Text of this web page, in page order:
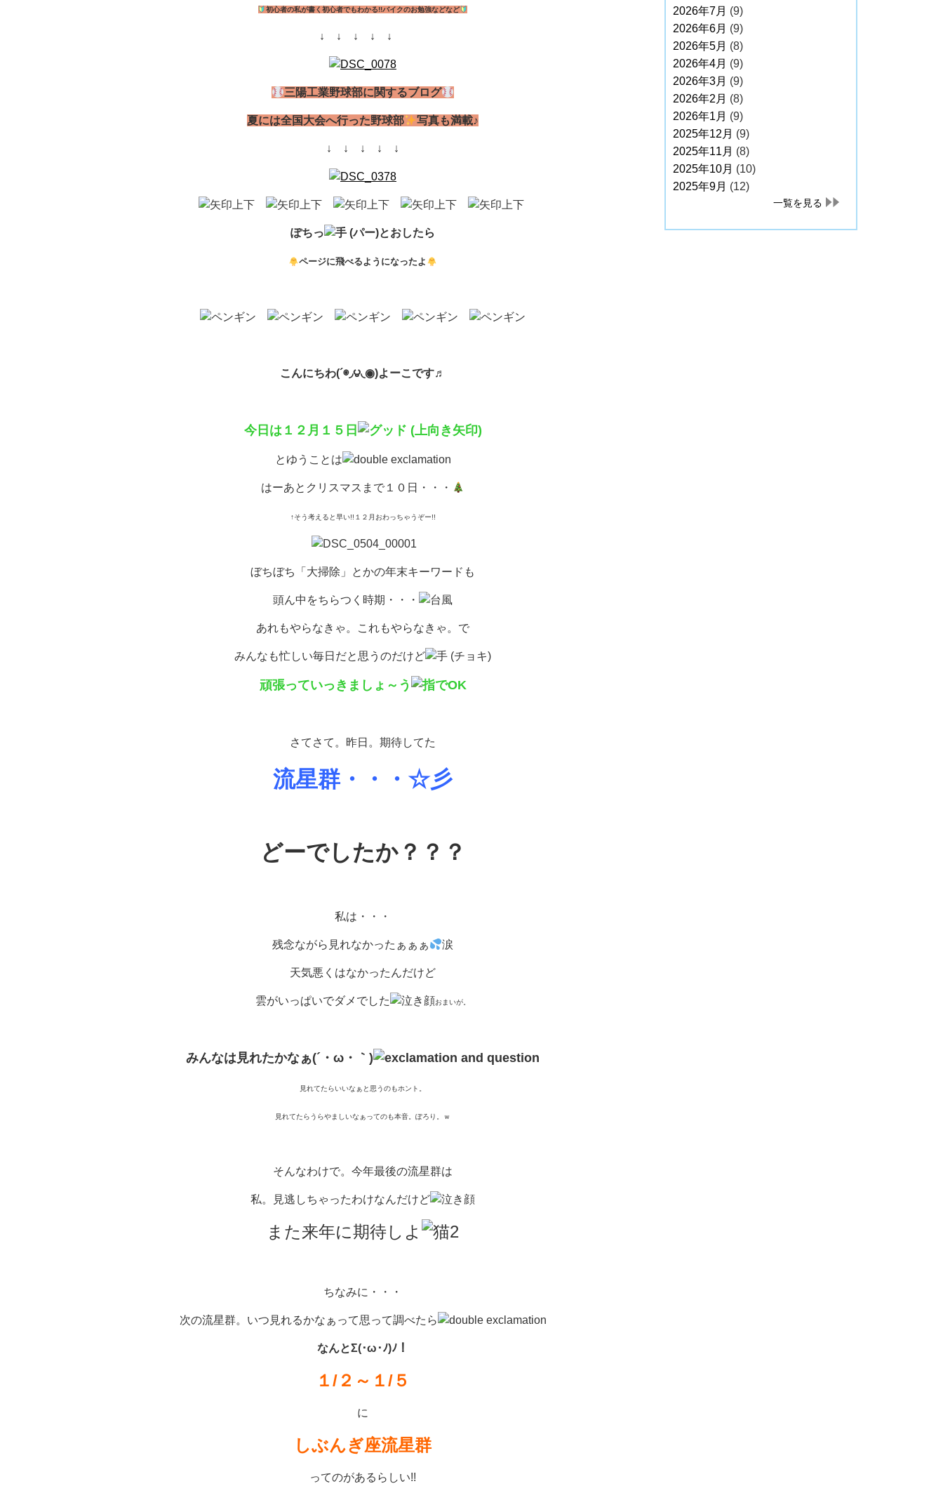
初心者の私が書く初心者でもわかる!!バイクのお勉強などなど
↓ ↓ ↓ ↓ ↓
三陽工業野球部に関するブログ
夏には全国大会へ行った野球部 写真も満載♪
↓ ↓ ↓ ↓ ↓
ぽちっ とおしたら
ページに飛べるようになったよ
こんにちわ(´◉◞౪◟◉)よーこです♬
今日は１２月１５日
とゆうことは
はーあとクリスマスまで１０日・・・
↑そう考えると早い!!１２月おわっちゃうぞー!!
ぼちぼち「大掃除」とかの年末キーワードも
頭ん中をちらつく時期・・・
あれもやらなきゃ。これもやらなきゃ。で
みんなも忙しい毎日だと思うのだけど
頑張っていっきましょ～う
さてさて。昨日。期待してた
流星群・・・☆彡
どーでしたか？？？
私は・・・
残念ながら見れなかったぁぁぁ 涙
天気悪くはなかったんだけど
雲がいっぱいでダメでした おまいが。
みんなは見れたかなぁ(´・ω・｀)
見れてたらいいなぁと思うのもホント。
見れてたらうらやましいなぁってのも本音。ぽろり。ｗ
そんなわけで。今年最後の流星群は
私。見逃しちゃったわけなんだけど
また来年に期待しよ
ちなみに・・・
次の流星群。いつ見れるかなぁって思って調べたら
なんとΣ(･ω･ﾉ)ﾉ！
１/２～１/５
に
しぶんぎ座流星群
ってのがあるらしい!!
2026年7月 (9)
2026年6月 (9)
2026年5月 (8)
2026年4月 (9)
2026年3月 (9)
2026年2月 (8)
2026年1月 (9)
2025年12月 (9)
2025年11月 (8)
2025年10月 (10)
2025年9月 (12)
一覧を見る